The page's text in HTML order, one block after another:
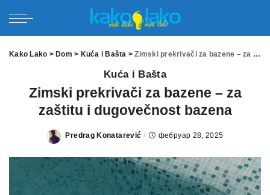
Kako Lako > Dom > Kuća i Bašta >Zimski prekrivači za bazene – za zaštitu i dugovečnost bazena
Kuća i Bašta
Zimski prekrivači za bazene – za
zaštitu i dugovečnost bazena
Posted
Predrag Konatarević фебруар 28, 2025